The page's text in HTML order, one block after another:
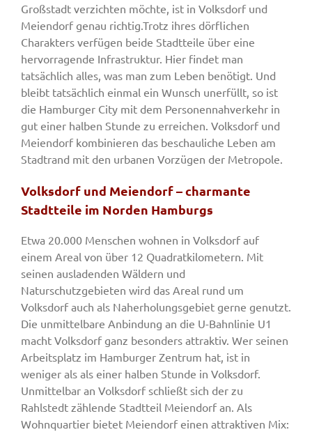
Großstadt verzichten möchte, ist in Volksdorf und
Meiendorf genau richtig.Trotz ihres dörflichen
Charakters verfügen beide Stadtteile über eine
hervorragende Infrastruktur. Hier findet man
tatsächlich alles, was man zum Leben benötigt. Und
bleibt tatsächlich einmal ein Wunsch unerfüllt, so ist
die Hamburger City mit dem Personennahverkehr in
gut einer halben Stunde zu erreichen. Volksdorf und
Meiendorf kombinieren das beschauliche Leben am
Stadtrand mit den urbanen Vorzügen der Metropole.
Volksdorf und Meiendorf – charmante
Stadtteile im Norden Hamburgs
Etwa 20.000 Menschen wohnen in Volksdorf auf
einem Areal von über 12 Quadratkilometern. Mit
seinen ausladenden Wäldern und
Naturschutzgebieten wird das Areal rund um
Volksdorf auch als Naherholungsgebiet gerne genutzt.
Die unmittelbare Anbindung an die U-Bahnlinie U1
macht Volksdorf ganz besonders attraktiv. Wer seinen
Arbeitsplatz im Hamburger Zentrum hat, ist in
weniger als als einer halben Stunde in Volksdorf.
Unmittelbar an Volksdorf schließt sich der zu
Rahlstedt zählende Stadtteil Meiendorf an. Als
Wohnquartier bietet Meiendorf einen attraktiven Mix: